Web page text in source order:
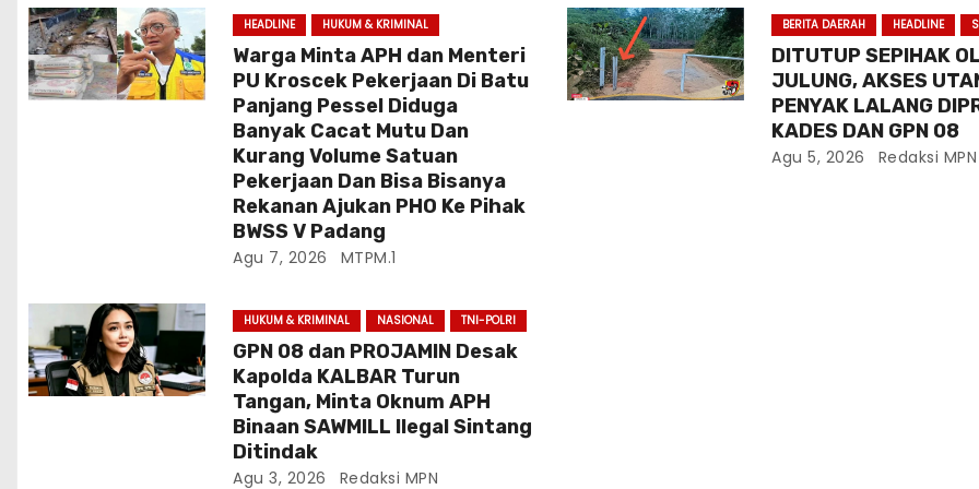
p
o
s
HEADLINE HUKUM & KRIMINAL
Warga Minta APH dan Menteri
PU Kroscek Pekerjaan Di Batu
Panjang Pessel Diduga
Banyak Cacat Mutu Dan
Kurang Volume Satuan
Pekerjaan Dan Bisa Bisanya
Rekanan Ajukan PHO Ke Pihak
BWSS V Padang
Agu 7, 2026 MTPM.1
BERITA DAERAH HEADLINE
DITUTUP SEPIHAK
JULUNG, AKSES
PENYAK LALANG
KADES DAN GPN 08
Agu 5, 2026 Redaksi MPN
HUKUM & KRIMINAL NASIONAL TNI-POLRI
GPN 08 dan PROJAMIN Desak
Kapolda KALBAR Turun
Tangan, Minta Oknum APH
Binaan SAWMILL Ilegal Sintang
Ditindak
Agu 3, 2026 Redaksi MPN